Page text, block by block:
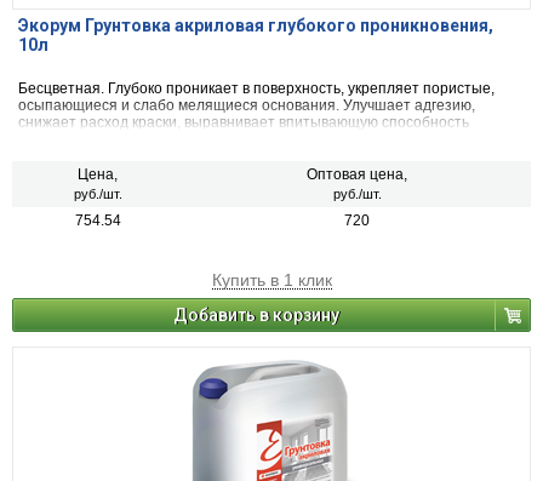
Экорум Грунтовка акриловая глубокого проникновения,
10л
Бесцветная. Глубоко проникает в поверхность, укрепляет пористые,
осыпающиеся и слабо мелящиеся основания. Улучшает адгезию,
снижает расход краски, выравнивает впитывающую способность
препятствует появлению грибковых образований.
Цена,
руб./шт.
Оптовая цена,
руб./шт.
754.54 720
Купить в 1 клик
Добавить в корзину